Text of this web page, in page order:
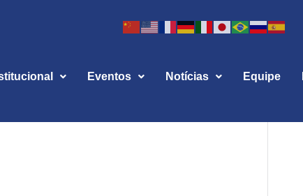
Eventos Notícias Equipe